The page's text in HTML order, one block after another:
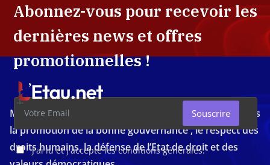
Abonnez-vous pour recevoir les
dernières news et offres
promotionnelles !
J'ai lu et j'accepte les conditions générales.
Souscrire
Média d'investigation ivoirien résolument engagé dans
la promotion de la bonne gouvernance , le respect des
droits humains, la défense de l’Etat de droit et des